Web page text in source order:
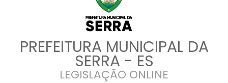
PREFEITURA MUNICIPAL DA
SERRA - ES
LEGISLAÇÃO ONLINE